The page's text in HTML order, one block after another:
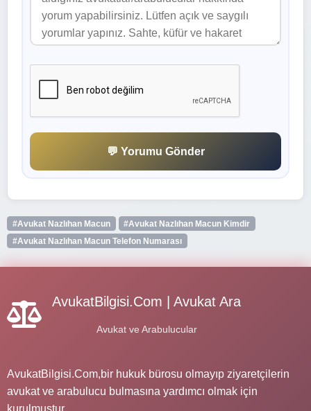
💬 Yorumu Gönder
#Avukat Nazlıhan Macun
#Avukat Nazlıhan Macun Kimdir
#Avukat Nazlıhan Macun Telefon Numarası
AvukatBilgisi.Com | Avukat Ara
Avukat ve Arabulucular
AvukatBilgisi.Com,bir hukuk bürosu olmayıp ziyaretçilerin
avukat ve arabulucu bulmasına yardımcı olmak için
kurulmuştur.